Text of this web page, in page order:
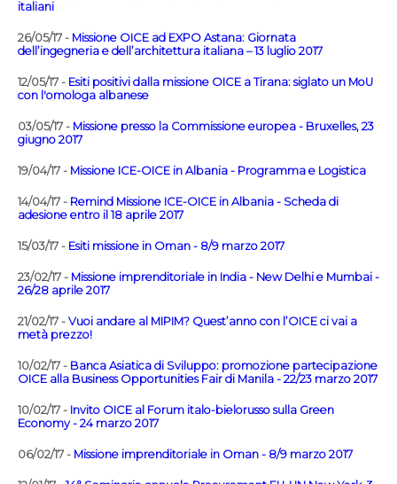
italiani
26/05/17 - Missione OICE ad EXPO Astana: Giornata
dell’ingegneria e dell’architettura italiana – 13 luglio 2017
12/05/17 - Esiti positivi dalla missione OICE a Tirana: siglato un MoU
con l'omologa albanese
03/05/17 - Missione presso la Commissione europea - Bruxelles, 23
giugno 2017
19/04/17 - Missione ICE-OICE in Albania - Programma e Logistica
14/04/17 - Remind Missione ICE-OICE in Albania - Scheda di
adesione entro il 18 aprile 2017
15/03/17 - Esiti missione in Oman - 8/9 marzo 2017
23/02/17 - Missione imprenditoriale in India - New Delhi e Mumbai -
26/28 aprile 2017
21/02/17 - Vuoi andare al MIPIM? Quest’anno con l’OICE ci vai a
metà prezzo!
10/02/17 - Banca Asiatica di Sviluppo: promozione partecipazione
OICE alla Business Opportunities Fair di Manila - 22/23 marzo 2017
10/02/17 - Invito OICE al Forum italo-bielorusso sulla Green
Economy - 24 marzo 2017
06/02/17 - Missione imprenditoriale in Oman - 8/9 marzo 2017